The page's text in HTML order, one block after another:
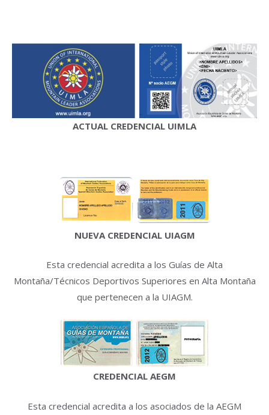
ACTUAL CREDENCIAL UIMLA
NUEVA CREDENCIAL UIAGM
Esta credencial acredita a los Guías de Alta
Montaña/Técnicos Deportivos Superiores en Alta Montaña
que pertenecen a la UIAGM.
CREDENCIAL AEGM
Esta credencial acredita a los asociados de la AEGM